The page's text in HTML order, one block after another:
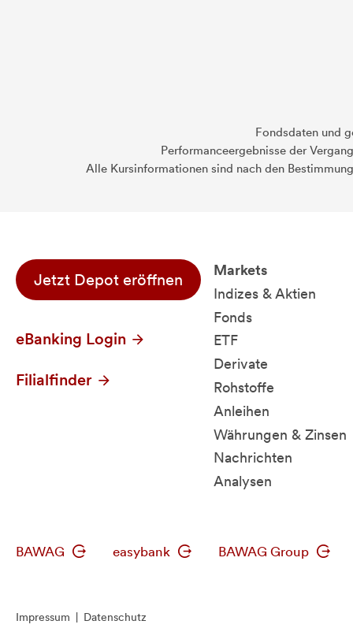
Fondsdaten und
Performanceergebnisse der
Alle Kursinformationen sind nach den
Jetzt Depot eröffnen
eBanking Login
Filialfinder
Markets
Indizes & Aktien
Fonds
ETF
Derivate
Rohstoffe
Anleihen
Währungen & Zinsen
Nachrichten
Analysen
BAWAG easybank BAWAG Group
Impressum Datenschutz